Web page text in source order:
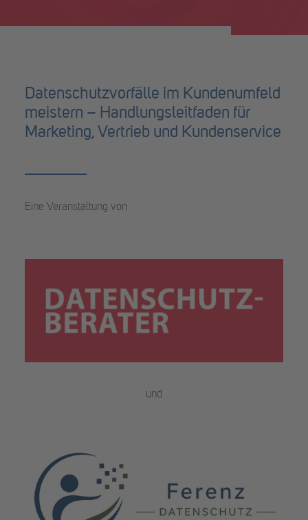
Datenschutzvorfälle im Kundenumfeld
meistern – Handlungsleitfaden für
Marketing, Vertrieb und Kundenservice
Eine Veranstaltung von
und